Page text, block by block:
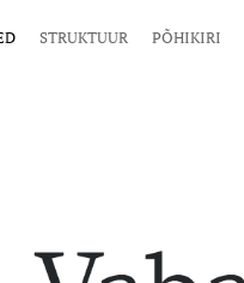
STRUKTUUR PÕHIKIRI